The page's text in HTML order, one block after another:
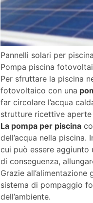
Pannelli solari per piscina
Pompa piscina
Per sfruttare la piscina
fotovoltaico con una
far circolare l’acqua
strutture ricettive
La pompa per piscina
dell’acqua nella
cui può essere aggiunto
di conseguenza,
Grazie
sistema di pompaggio
dell’ambiente.